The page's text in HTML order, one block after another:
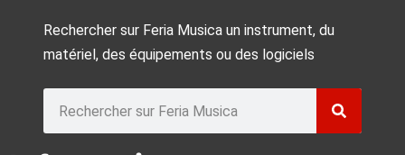
Rechercher sur Feria Musica un instrument, du
matériel, des équipements ou des logiciels